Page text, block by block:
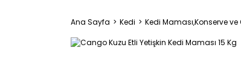
Ana Sayfa Kedi Kedi Maması,Konserve